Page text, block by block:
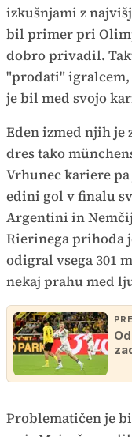
izkušnjami z
bil primer pri
dobro privadil.
"prodati"
je bil med svojo
Eden izmed njih je
dres tako
Vrhunec kariere
edini gol v finalu
Argentini in
Rierinega prihoda
odigral vsega 301
nekaj prahu med
Problematičen je